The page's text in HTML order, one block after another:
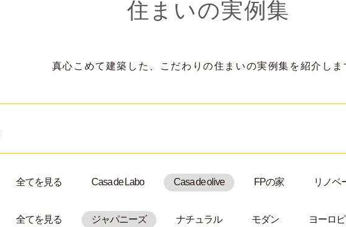
住まいの実例集
真心こめて建築した、こだわりの住まいの実例集を紹介しま
全てを見る Casa de Labo Casa de olive FPの家 リノベ
全てを見る ジャパニーズ ナチュラル モダン ヨーロ